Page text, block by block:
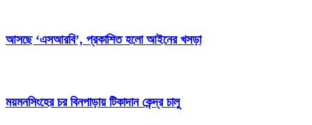
আসছে ‘এসআরবি’, প্রকাশিত হলো আইনের খসড়া
ময়মনসিংহের চর বিনপাড়ায় টিকাদান কেন্দ্র চালু